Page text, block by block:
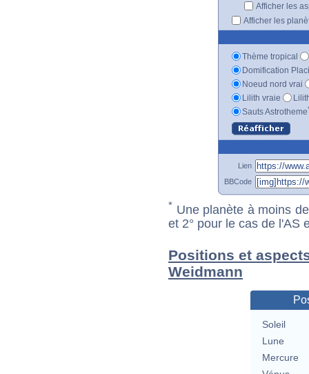
Afficher les
Afficher les
Thème tropical
Domification
Noeud nord vrai
Lilith vraie
Sauts Astrotheme
Lien
BBCode
* Une planète à moins
et 2° pour le cas de l'AS
Positions et
Weidmann
Soleil
Lune
Mercure